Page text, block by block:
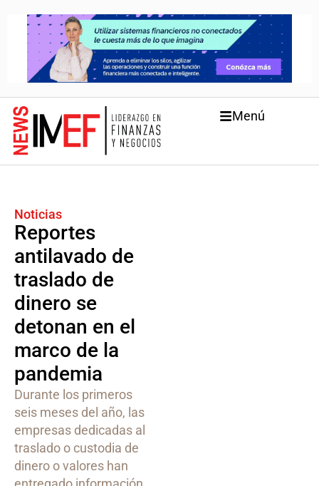
Menú
Noticias
Reportes
antilavado de
traslado de
dinero se
detonan en el
marco de la
pandemia
Durante los primeros
seis meses del año, las
empresas dedicadas al
traslado o custodia de
dinero o valores han